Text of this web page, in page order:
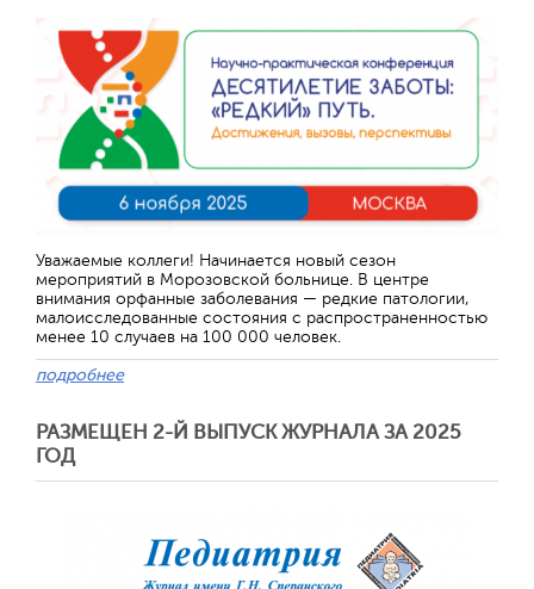
Уважаемые коллеги! Начинается новый сезон
мероприятий в Морозовской больнице. В центре
внимания орфанные заболевания — редкие патологии,
малоисследованные состояния с распространенностью
менее 10 случаев на 100 000 человек.
подробнее
РАЗМЕЩЕН 2-Й ВЫПУСК ЖУРНАЛА ЗА 2025
ГОД